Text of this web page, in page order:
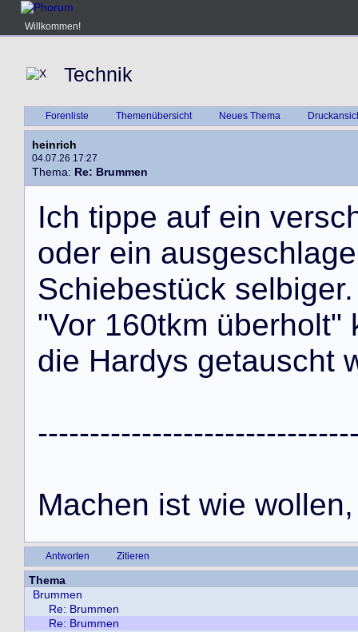
Willkommen!
Technik
Forenliste Themenübersicht Neues Thema
heinrich
04.07.26 17:27
Thema: Re: Brummen
Ich tippe auf ein versc
oder ein ausgeschlage
Schiebestück selbiger.
"Vor 160tkm überholt"
die Hardys getauscht
------------------------------
Machen ist wie wollen,
Antworten Zitieren
Thema
Brummen
Re: Brummen
Re: Brummen